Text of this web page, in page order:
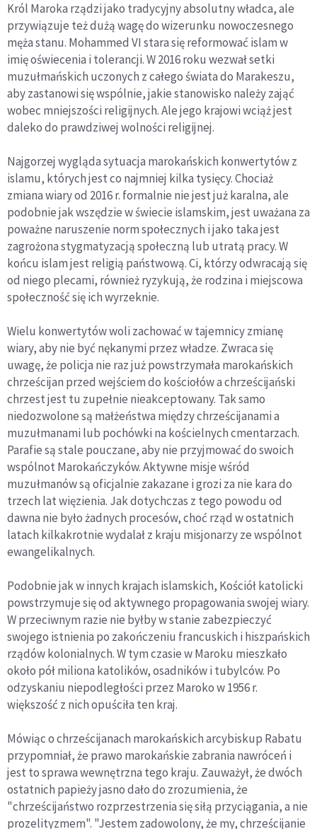
Król Maroka rządzi jako tradycyjny absolutny władca, ale
przywiązuje też dużą wagę do wizerunku nowoczesnego
męża stanu. Mohammed VI stara się reformować islam w
imię oświecenia i tolerancji. W 2016 roku wezwał setki
muzułmańskich uczonych z całego świata do Marakeszu,
aby zastanowi się wspólnie, jakie stanowisko należy zająć
wobec mniejszości religijnych. Ale jego krajowi wciąż jest
daleko do prawdziwej wolności religijnej.
Najgorzej wygląda sytuacja marokańskich konwertytów z
islamu, których jest co najmniej kilka tysięcy. Chociaż
zmiana wiary od 2016 r. formalnie nie jest już karalna, ale
podobnie jak wszędzie w świecie islamskim, jest uważana za
poważne naruszenie norm społecznych i jako taka jest
zagrożona stygmatyzacją społeczną lub utratą pracy. W
końcu islam jest religią państwową. Ci, którzy odwracają się
od niego plecami, również ryzykują, że rodzina i miejscowa
społeczność się ich wyrzeknie.
Wielu konwertytów woli zachować w tajemnicy zmianę
wiary, aby nie być nękanymi przez władze. Zwraca się
uwagę, że policja nie raz już powstrzymała marokańskich
chrześcijan przed wejściem do kościołów a chrześcijański
chrzest jest tu zupełnie nieakceptowany. Tak samo
niedozwolone są małżeństwa między chrześcijanami a
muzułmanami lub pochówki na kościelnych cmentarzach.
Parafie są stale pouczane, aby nie przyjmować do swoich
wspólnot Marokańczyków. Aktywne misje wśród
muzułmanów są oficjalnie zakazane i grozi za nie kara do
trzech lat więzienia. Jak dotychczas z tego powodu od
dawna nie było żadnych procesów, choć rząd w ostatnich
latach kilkakrotnie wydalał z kraju misjonarzy ze wspólnot
ewangelikalnych.
Podobnie jak w innych krajach islamskich, Kościół katolicki
powstrzymuje się od aktywnego propagowania swojej wiary.
W przeciwnym razie nie byłby w stanie zabezpieczyć
swojego istnienia po zakończeniu francuskich i hiszpańskich
rządów kolonialnych. W tym czasie w Maroku mieszkało
około pół miliona katolików, osadników i tubylców. Po
odzyskaniu niepodległości przez Maroko w 1956 r.
większość z nich opuściła ten kraj.
Mówiąc o chrześcijanach marokańskich arcybiskup Rabatu
przypomniał, że prawo marokańskie zabrania nawróceń i
jest to sprawa wewnętrzna tego kraju. Zauważył, że dwóch
ostatnich papieży jasno dało do zrozumienia, że
"chrześcijaństwo rozprzestrzenia się siłą przyciągania, a nie
prozelityzmem". "Jestem zadowolony, że my, chrześcijanie